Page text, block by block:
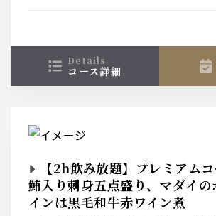
details
コース詳細
【2h飲み放題】プレミアム
鮪入り刺身五点盛り、マダイの
インは黒毛和牛赤ワイン煮